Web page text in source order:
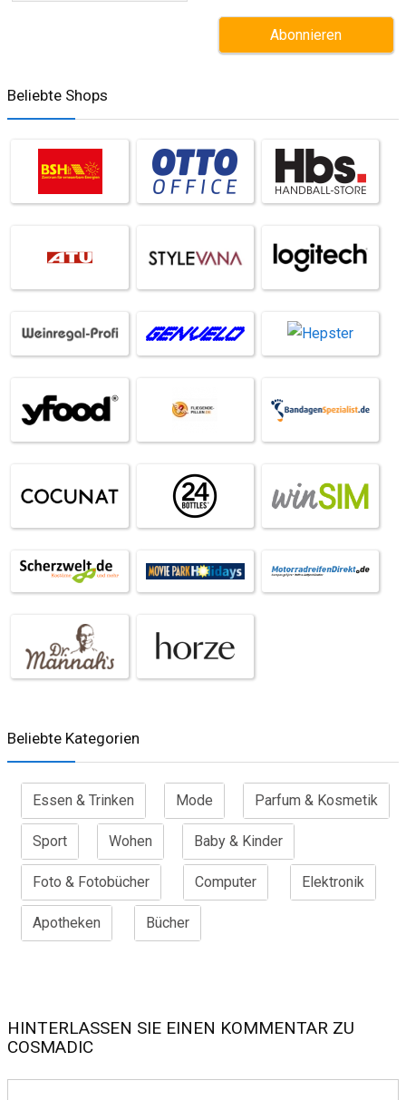
Beliebte Shops
Beliebte Kategorien
Essen & Trinken Mode Parfum & Kosmetik
Sport Wohen Baby & Kinder
Foto & Fotobücher Computer Elektronik
Apotheken Bücher
HINTERLASSEN SIE EINEN KOMMENTAR ZU
COSMADIC